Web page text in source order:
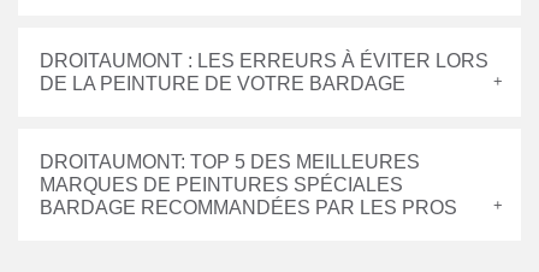
DROITAUMONT : LES ERREURS À ÉVITER LORS
DE LA PEINTURE DE VOTRE BARDAGE
DROITAUMONT: TOP 5 DES MEILLEURES
MARQUES DE PEINTURES SPÉCIALES
BARDAGE RECOMMANDÉES PAR LES PROS